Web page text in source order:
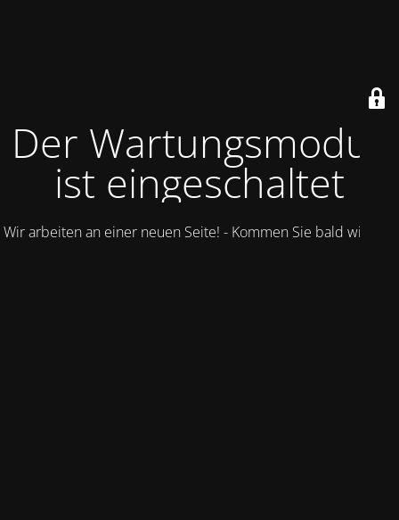
Der Wartungsmodus
ist eingeschaltet
Wir arbeiten an einer neuen Seite! - Kommen Sie bald wieder.